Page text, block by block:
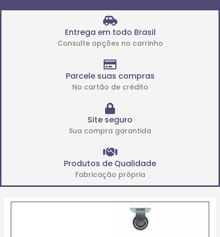
Entrega em todo Brasil
Consulte opções no carrinho
Parcele suas compras
No cartão de crédito
Site seguro
Sua compra garantida
Produtos de Qualidade
Fabricação própria
Price
range:
R$121.04